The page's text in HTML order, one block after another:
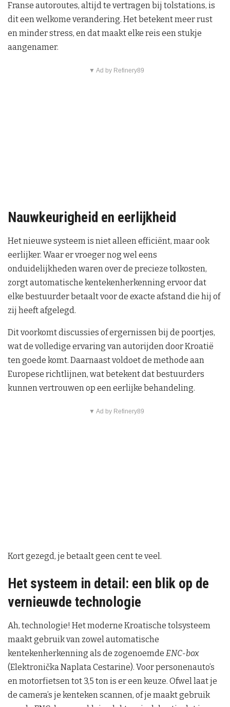
Franse autoroutes, altijd te vertragen bij tolstations, is
dit een welkome verandering. Het betekent meer rust
en minder stress, en dat maakt elke reis een stukje
aangenamer.
▼ Ad by Refinery89
Nauwkeurigheid en eerlijkheid
Het nieuwe systeem is niet alleen efficiënt, maar ook
eerlijker. Waar er vroeger nog wel eens
onduidelijkheden waren over de precieze tolkosten,
zorgt automatische kentekenherkenning ervoor dat
elke bestuurder betaalt voor de exacte afstand die hij of
zij heeft afgelegd.
Dit voorkomt discussies of ergernissen bij de poortjes,
wat de volledige ervaring van autorijden door Kroatië
ten goede komt. Daarnaast voldoet de methode aan
Europese richtlijnen, wat betekent dat bestuurders
kunnen vertrouwen op een eerlijke behandeling.
▼ Ad by Refinery89
Kort gezegd, je betaalt geen cent te veel.
Het systeem in detail: een blik op de
vernieuwde technologie
Ah, technologie! Het moderne Kroatische tolsysteem
maakt gebruik van zowel automatische
kentekenherkenning als de zogenoemde ENC-box
(Elektronička Naplata Cestarine). Voor personenauto’s
en motorfietsen tot 3,5 ton is er een keuze. Ofwel laat je
de camera’s je kenteken scannen, of je maakt gebruik